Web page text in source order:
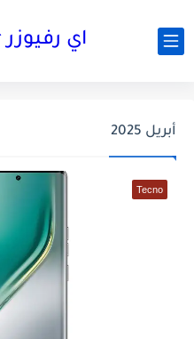
اي رفيوزر iReviewser
أبريل 2025
Tecno